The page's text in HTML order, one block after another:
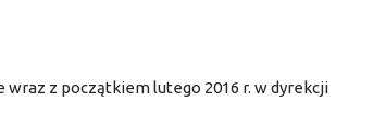
wraz z początkiem lutego 2016 r. w dyrekcji